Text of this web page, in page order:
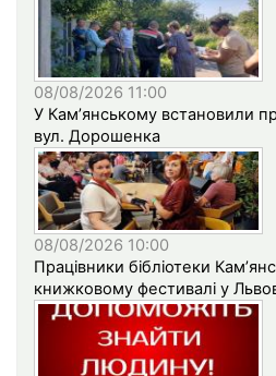
08/08/2026 11:00
У Кам’янському встановили
вул. Дорошенка
08/08/2026 10:00
Працівники бібліотеки
книжковому фестивалі у